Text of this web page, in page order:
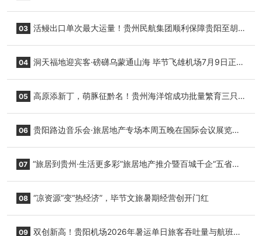
03 活鳗出口单次最大运量！贵州民航集团顺利保障贵阳至胡
04 洞天福地迎宾客·磅礴乌蒙通山海 毕节飞雄机场7月9日正式
05 高原添新丁，萌豚征黔名！贵州海洋馆成功批量繁育三只
06 贵阳路边音乐会·旅居地产专场本周五晚在国际会议展览中
07 “旅居到贵州·生活更多彩”旅居地产推介暨百城千企“五省
08 “凉资源”变“热经济”，毕节文旅暑期经营创开门红
09 双创新高！贵阳机场2026年暑运单日旅客吞吐量与航班起